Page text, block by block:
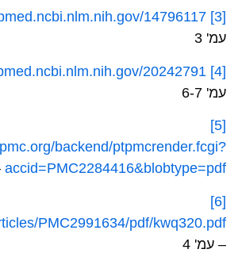
[3]
14796117/
עמ' 3
[4]
20242791/
עמ' 6-7
[5]
backend/ptpmcrender.fcgi?
accid=PMC2284416&blobtype=pdf
[6]
PMC2991634/pdf/kwq320.pdf
– עמ' 4